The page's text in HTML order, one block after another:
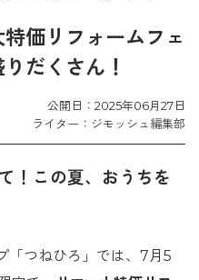
価リフォームフェ
だくさん！
公開日：2025年06月27日
ライター：ジモッシュ編集部
！この夏、おうちを
「つねひろ」では、7月5